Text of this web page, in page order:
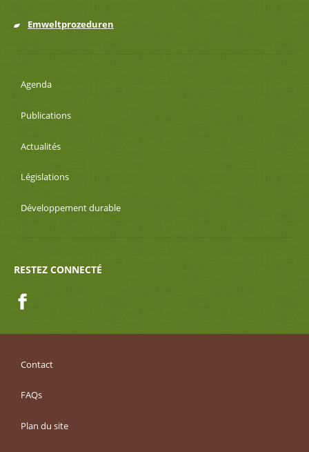
Emweltprozeduren
Agenda
Publications
Actualités
Législations
Développement durable
RESTEZ CONNECTÉ
Contact
FAQs
Plan du site